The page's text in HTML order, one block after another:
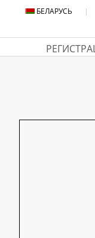
БЕЛАРУСЬ |